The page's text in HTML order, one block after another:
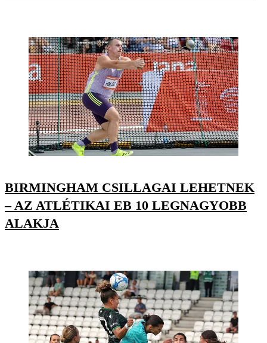
BIRMINGHAM CSILLAGAI LEHETNEK
– AZ ATLÉTIKAI EB 10 LEGNAGYOBB
ALAKJA